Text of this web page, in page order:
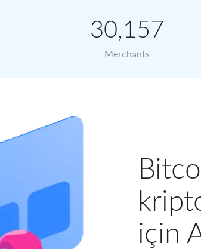
Merchants
30,157
için